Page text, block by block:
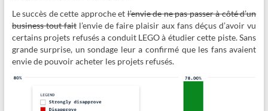
Le succès de cette approche etl’envie de ne pas passer à côté d’un
business tout faitl’envie de faire plaisir aux fans déçus d’avoir vu
certains projets refusés a conduit LEGO à étudier cette piste. Sans
grande surprise, un sondage leur a confirmé que les fans avaient
envie de pouvoir acheter les projets refusés.